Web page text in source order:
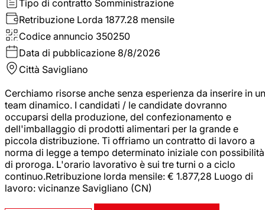
Tipo di contratto Somministrazione
Retribuzione Lorda 1877.28 mensile
Codice annuncio 350250
Data di pubblicazione 8/8/2026
Città Savigliano
Cerchiamo risorse anche senza esperienza da inserire in un
team dinamico. I candidati / le candidate dovranno
occuparsi della produzione, del confezionamento e
dell'imballaggio di prodotti alimentari per la grande e
piccola distribuzione. Ti offriamo un contratto di lavoro a
norma di legge a tempo determinato iniziale con possibilità
di proroga. L'orario lavorativo è sui tre turni o a ciclo
continuo.Retribuzione lorda mensile: € 1.877,28 Luogo di
lavoro: vicinanze Savigliano (CN)